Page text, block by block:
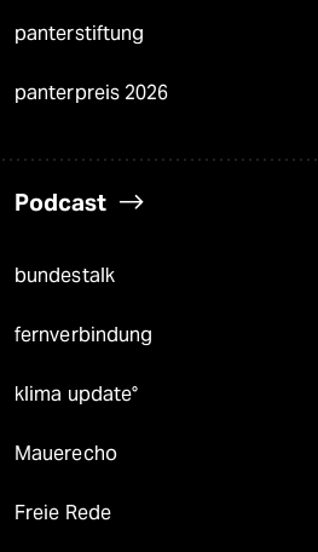
panterstiftung
panterpreis 2026
Podcast
bundestalk
fernverbindung
klima update°
Mauerecho
Freie Rede